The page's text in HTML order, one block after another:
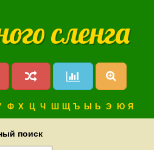
сленга
Ф Х Ц Ч Ш Щ Ъ Ы Ь Э Ю Я
поиск